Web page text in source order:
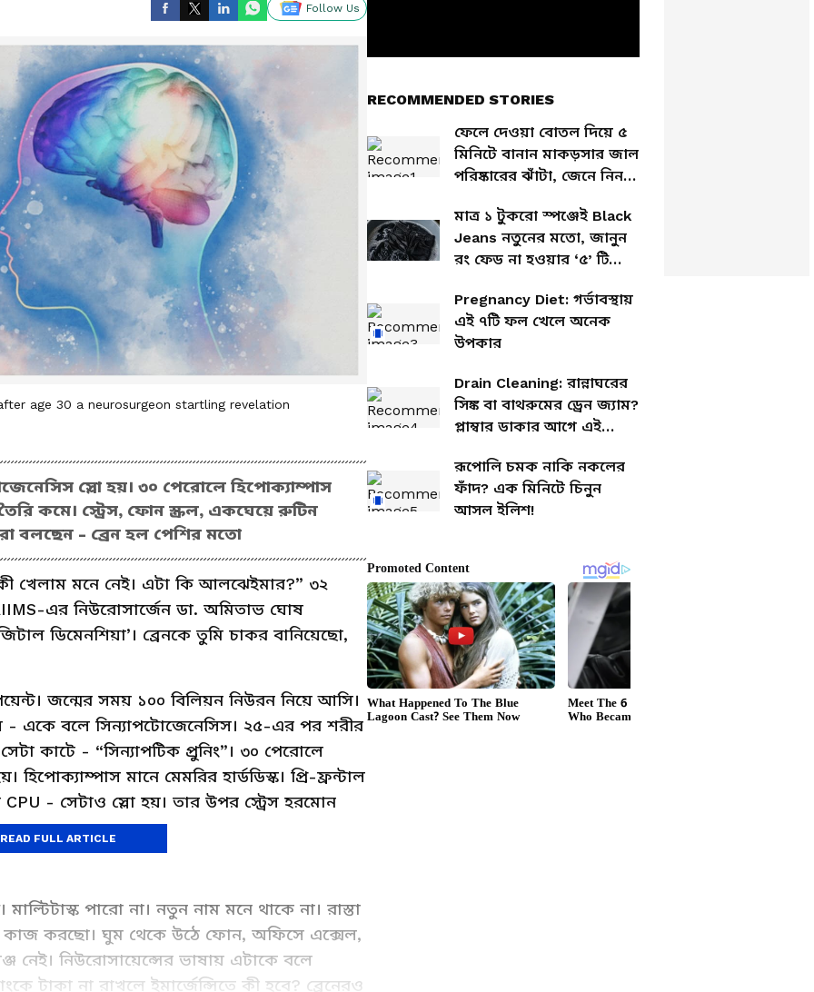
Follow Us
age 30 a neurosurgeon startling revelation
স্লো হয়। ৩০ পেরোলে হিপোক্যাম্পাস
কমে। স্ট্রেস, ফোন স্ক্রল, একঘেয়ে রুটিন
বলছেন - ব্রেন হল পেশির মতো
খেলাম মনে নেই। এটা কি আলঝেইমার?” ৩২
এর নিউরোসার্জেন ডা. অমিতাভ ঘোষ
ডিমেনশিয়া’। ব্রেনকে তুমি চাকর বানিয়েছো,
জন্মের সময় ১০০ বিলিয়ন নিউরন নিয়ে আসি।
- একে বলে সিন্যাপটোজেনেসিস। ২৫-এর পর শরীর
কাটে - “সিন্যাপটিক প্রুনিং”। ৩০ পেরোলে
মানে মেমরির হার্ডডিস্ক। প্রি-ফ্রন্টাল
- সেটাও স্লো হয়। তার উপর স্ট্রেস হরমোন
পারো না। নতুন নাম মনে থাকে না। রাস্তা
করছো। ঘুম থেকে উঠে ফোন, অফিসে এক্সেল,
নেই। নিউরোসায়েন্সের ভাষায় এটাকে বলে
টাকা না রাখলে ইমার্জেন্সিতে কী হবে? ব্রেনেরও
READ FULL ARTICLE
RECOMMENDED STORIES
ফেলে দেওয়া বোতল দিয়ে ৫
মিনিটে বানান মাকড়সার জাল
পরিষ্কারের ঝাঁটা, জেনে নিন
মাত্র ১ টুকরো স্পঞ্জেই Black
Jeans নতুনের মতো, জানুন
রং ফেড না হওয়ার ‘৫’ টি
Pregnancy Diet: গর্ভাবস্থায়
এই ৭টি ফল খেলে অনেক
উপকার
Drain Cleaning: রান্নাঘরের
সিঙ্ক বা বাথরুমের ড্রেন জ্যাম?
প্লাম্বার ডাকার আগে এই
রূপোলি চমক নাকি নকলের
ফাঁদ? এক মিনিটে চিনুন
আসল ইলিশ!